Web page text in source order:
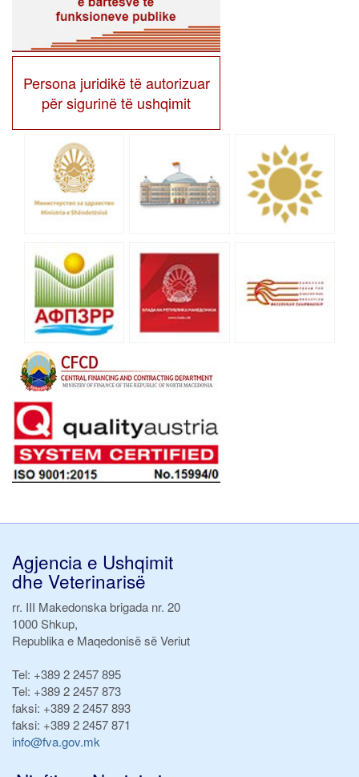
Persona juridikë të autorizuar
për sigurinë të ushqimit
Agjencia e Ushqimit
dhe Veterinarisë
rr. III Makedonska brigada nr. 20
1000 Shkup,
Republika e Maqedonisë së Veriut
Tel: +389 2 2457 895
Tel: +389 2 2457 873
faksi: +389 2 2457 893
faksi: +389 2 2457 871
info@fva.gov.mk